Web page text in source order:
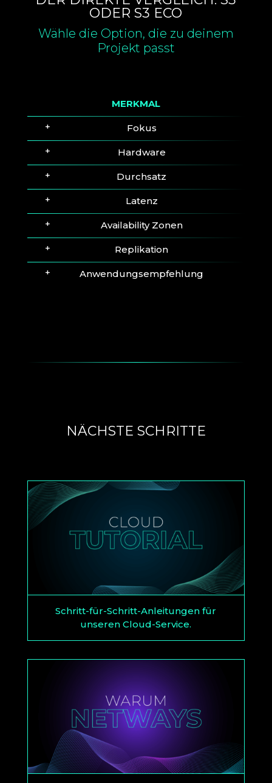
ODER S3 ECO
Wähle die Option, die zu deinem
Projekt passt
MERKMAL
Fokus
Hardware
Durchsatz
Latenz
Availability Zonen
Replikation
Anwendungsempfehlung
NÄCHSTE SCHRITTE
Schritt-für-Schritt-Anleitungen für
unseren Cloud-Service.